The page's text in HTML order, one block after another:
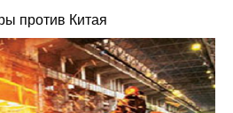
против Китая